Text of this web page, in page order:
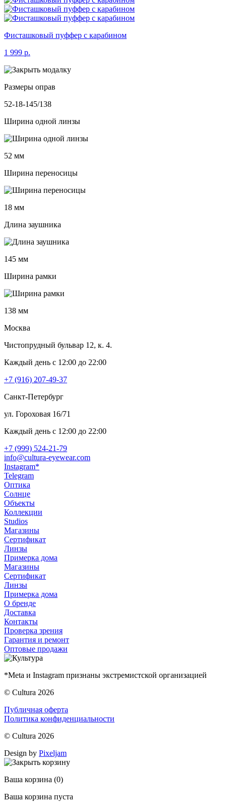
Фисташковый пуффер с карабином
1 999 р.
Размеры оправ
52-18-145/138
Ширина одной линзы
52 мм
Ширина переносицы
18 мм
Длина заушника
145 мм
Ширина рамки
138 мм
Москва
Чистопрудный бульвар 12, к. 4.
Каждый день c 12:00 до 22:00
+7 (916) 207-49-37
Санкт-Петербург
ул. Гороховая 16/71
Каждый день c 12:00 до 22:00
+7 (999) 524-21-79
info@cultura-eyewear.com
Instagram*
Telegram
Оптика
Солнце
Объекты
Коллекции
Studios
Магазины
Сертификат
Линзы
Примерка дома
Магазины
Сертификат
Линзы
Примерка дома
О бренде
Доставка
Контакты
Проверка зрения
Гарантия и ремонт
Оптовые продажи
*Meta и Instagram признаны экстремистской организацией
© Cultura 2026
Публичная оферта
Политика конфиденциальности
© Cultura 2026
Design by Pixeljam
Ваша корзина (0)
Ваша корзина пуста